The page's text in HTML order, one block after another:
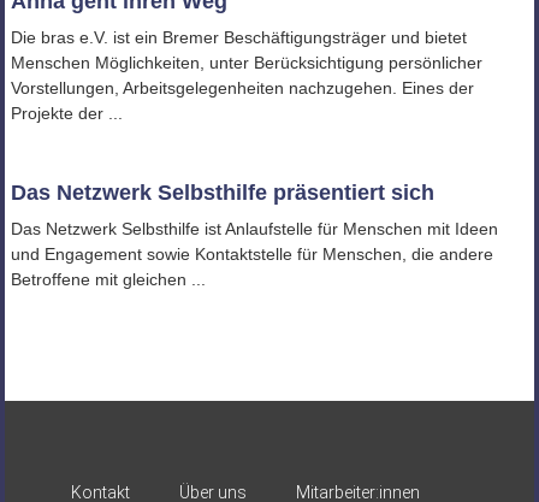
Die bras e.V. ist ein Bremer Beschäftigungsträger und bietet
Menschen Möglichkeiten, unter Berücksichtigung persönlicher
Vorstellungen, Arbeitsgelegenheiten nachzugehen. Eines der
Projekte der ...
Das Netzwerk Selbsthilfe präsentiert sich
Das Netzwerk Selbsthilfe ist Anlaufstelle für Menschen mit Ideen
und Engagement sowie Kontaktstelle für Menschen, die andere
Betroffene mit gleichen ...
Kontakt Über uns Mitarbeiter:innen